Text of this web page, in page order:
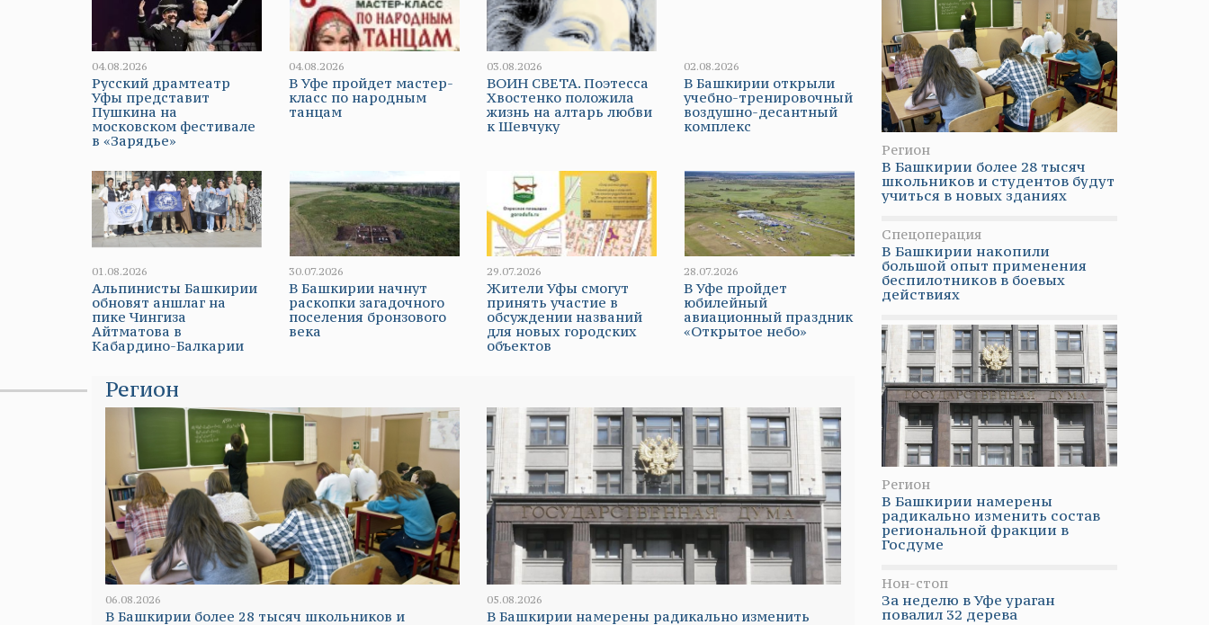
04.08.2026
Русский драмтеатр
Уфы представит
Пушкина на
московском фестивале
в «Зарядье»
04.08.2026
В Уфе пройдет мастер-
класс по народным
танцам
03.08.2026
ВОИН СВЕТА. Поэтесса
Хвостенко положила
жизнь на алтарь любви
к Шевчуку
02.08.2026
В Башкирии открыли
учебно-тренировочный
воздушно-десантный
комплекс
01.08.2026
Альпинисты Башкирии
обновят аншлаг на
пике Чингиза
Айтматова в
Кабардино-Балкарии
30.07.2026
В Башкирии начнут
раскопки загадочного
поселения бронзового
века
29.07.2026
Жители Уфы смогут
принять участие в
обсуждении названий
для новых городских
объектов
28.07.2026
В Уфе пройдет
юбилейный
авиационный праздник
«Открытое небо»
Регион
06.08.2026
В Башкирии более 28 тысяч школьников и
05.08.2026
В Башкирии намерены радикально изменить
Регион
В Башкирии более 28 тысяч
школьников и студентов будут
учиться в новых зданиях
Спецоперация
В Башкирии накопили
большой опыт применения
беспилотников в боевых
действиях
Регион
В Башкирии намерены
радикально изменить состав
региональной фракции в
Госдуме
Нон-стоп
За неделю в Уфе ураган
повалил 32 дерева